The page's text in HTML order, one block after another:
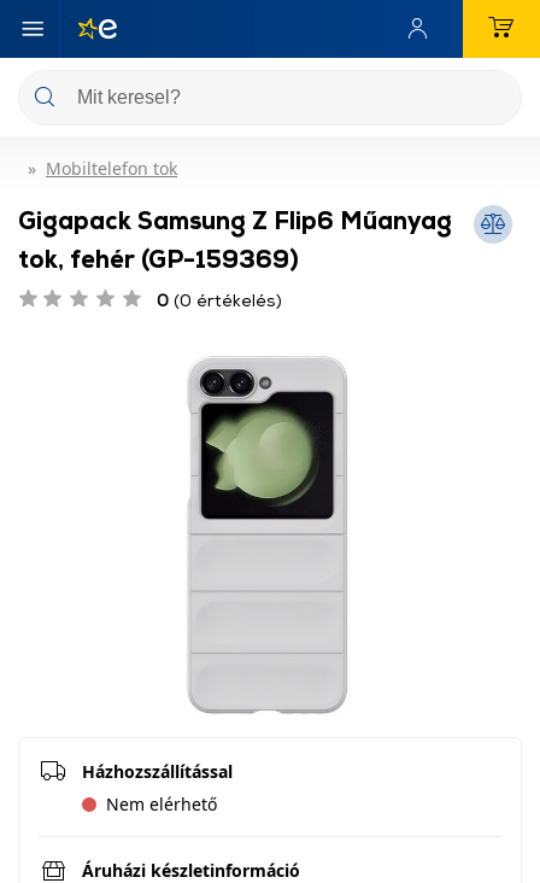
Mobiltelefon tok
Gigapack Samsung Z Flip6 Műanyag
tok, fehér (GP-159369)
0 (0 értékelés)
Házhozszállítással
Nem elérhető
Áruházi készletinformáció